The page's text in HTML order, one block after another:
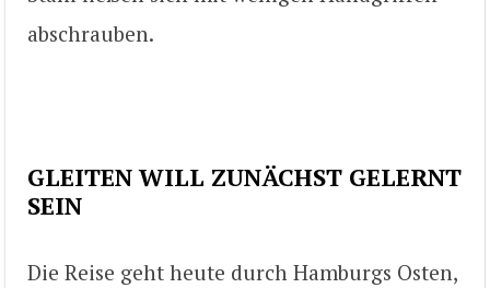
abschrauben.
GLEITEN WILL ZUNÄCHST GELERNT
SEIN
Die Reise geht heute durch Hamburgs Osten,